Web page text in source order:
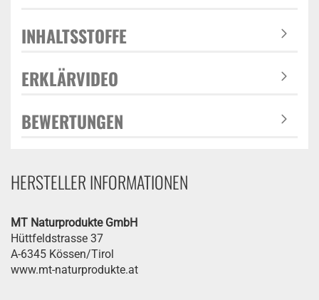
INHALTSSTOFFE
ERKLÄRVIDEO
BEWERTUNGEN
HERSTELLER INFORMATIONEN
MT Naturprodukte GmbH
Hüttfeldstrasse 37
A-6345 Kössen/Tirol
www.mt-naturprodukte.at